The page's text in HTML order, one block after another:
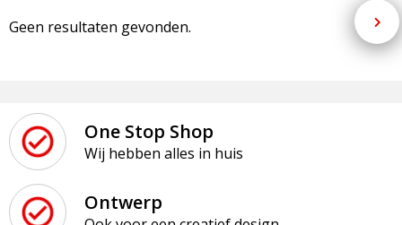
Geen resultaten gevonden.
One Stop Shop
Wij hebben alles in huis
Ontwerp